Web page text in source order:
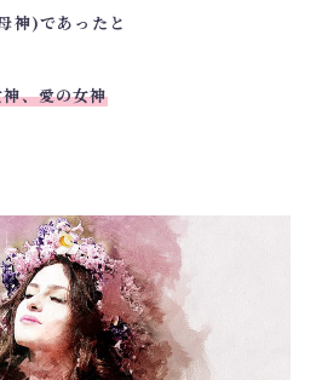
神)であったと
、愛の女神